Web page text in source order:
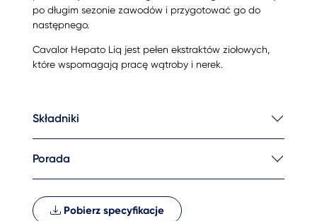
po długim sezonie zawodów i przygotować go do
następnego.
Cavalor Hepato Liq jest pełen ekstraktów ziołowych,
które wspomagają pracę wątroby i nerek.
Składniki
Porada
Pobierz specyfikacje